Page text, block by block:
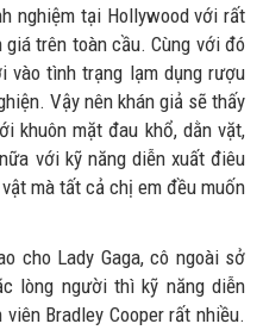
nghiệm tại Hollywood với rất
trên toàn cầu. Cùng với đó
vào tình trạng lạm dụng rượu
Vậy nên khán giả sẽ thấy
khuôn mặt đau khổ, dằn vặt,
với kỹ năng diễn xuất điêu
mà tất cả chị em đều muốn
cho Lady Gaga, cô ngoài sở
lòng người thì kỹ năng diễn
Bradley Cooper rất nhiều.